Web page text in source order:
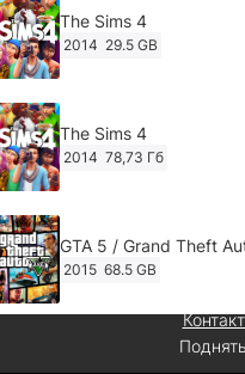
The Sims 4
2014 29.5 GB
The Sims 4
2014 78,73 Гб
GTA 5 / Grand Theft
2015 68.5 GB
Ghost of Tsushima:
[RePack Decepticon]